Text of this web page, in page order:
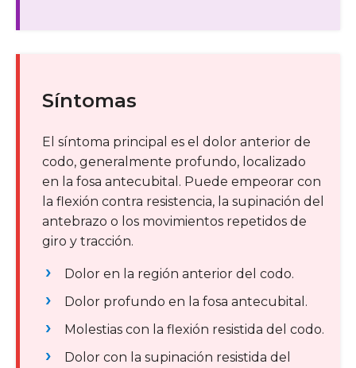
Síntomas
El síntoma principal es el dolor anterior de
codo, generalmente profundo, localizado
en la fosa antecubital. Puede empeorar con
la flexión contra resistencia, la supinación del
antebrazo o los movimientos repetidos de
giro y tracción.
Dolor en la región anterior del codo.
Dolor profundo en la fosa antecubital.
Molestias con la flexión resistida del codo.
Dolor con la supinación resistida del